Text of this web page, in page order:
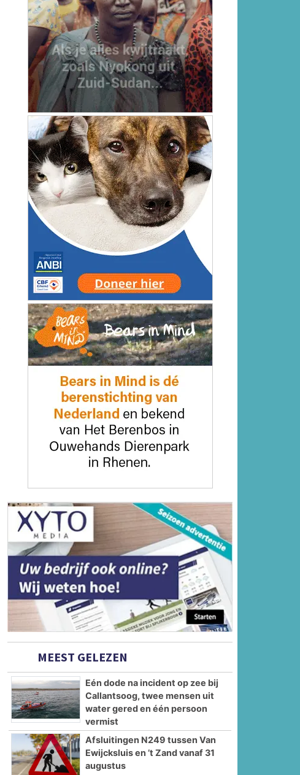
MEEST GELEZEN
Eén dode na incident op zee bij
Callantsoog, twee mensen uit
water gered en één persoon
vermist
Afsluitingen N249 tussen Van
Ewijcksluis en ’t Zand vanaf 31
augustus